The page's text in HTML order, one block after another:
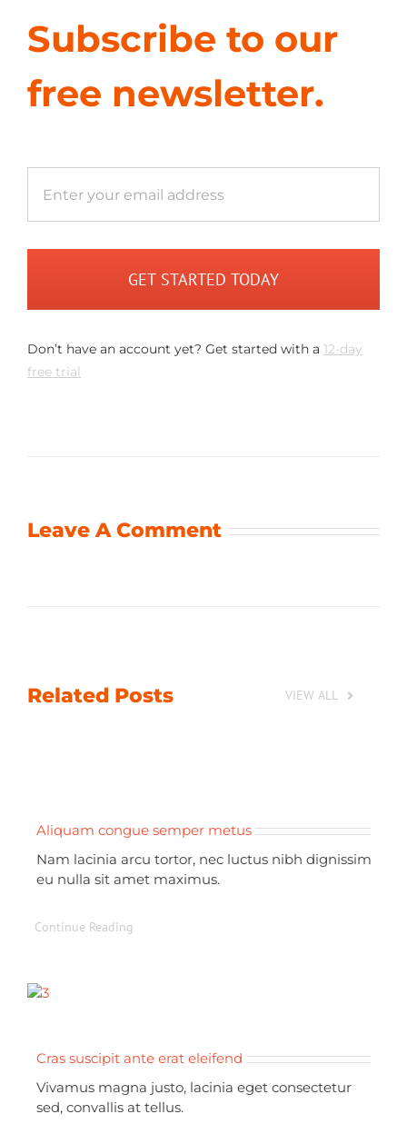
Subscribe to our
free newsletter.
GET STARTED TODAY
Don’t have an account yet? Get started with a 12-day
free trial
Leave A Comment
Related Posts VIEW ALL
Aliquam congue semper metus
Nam lacinia arcu tortor, nec luctus nibh dignissim
eu nulla sit amet maximus.
Continue Reading
Cras suscipit ante erat eleifend
Vivamus magna justo, lacinia eget consectetur
sed, convallis at tellus.